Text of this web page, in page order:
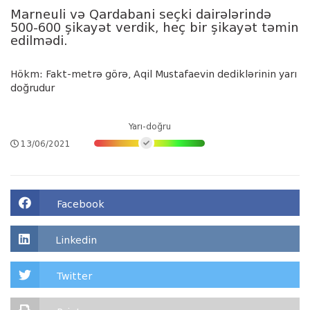
Marneuli və Qardabani seçki dairələrində
500-600 şikayət verdik, heç bir şikayət təmin
edilmədi.
Hökm: Fakt-metrə görə, Aqil Mustafaevin dediklərinin yarı
doğrudur
13/06/2021
Yarı-doğru
Facebook
Linkedin
Twitter